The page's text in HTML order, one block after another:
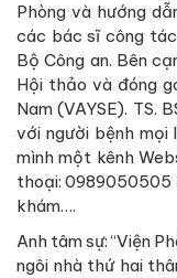
Phòng và hướng
các bác sĩ công
Bộ Công an. Bên
Hội thảo và đóng
Nam (VAYSE). TS.
với người bệnh mọi
mình một kênh
thoại: 0989050505
khám….
Anh tâm sự: “Viện
ngôi nhà thứ hai